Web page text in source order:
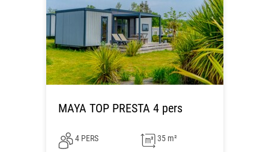
MAYA TOP PRESTA 4 pers
4 PERS 35 m²